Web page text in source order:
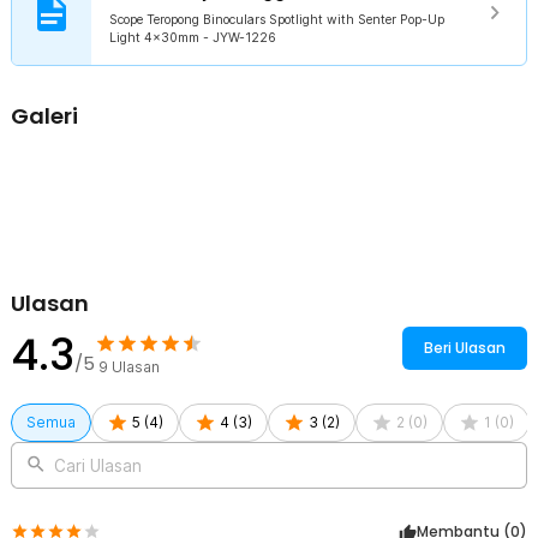
dapat membeli atau mengganti baterai dengan mudah karena
baterai tipe AAA sangat mudah ditemukan di pasaran.
Rincian yang Anda dapatkan untuk pembelian produk ini:
Scope Teropong Binoculars Spotlight with Senter Pop-Up
Light 4x30mm - JYW-1226
Galeri
Ulasan
4.3/5 9 Ulasan
Beri Ulasan
Semua 5 (4) 4 (3) 3 (2) 2 (0) 1 (0)
Cari Ulasan
Membantu (0)